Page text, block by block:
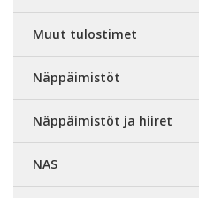
Muut tulostimet
Näppäimistöt
Näppäimistöt ja hiiret
NAS